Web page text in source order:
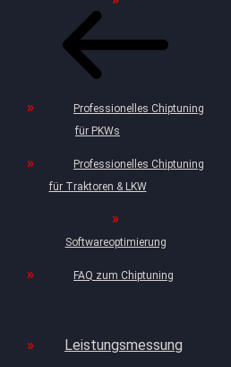
Professionelles Chiptuning
für PKWs
Professionelles Chiptuning
für Traktoren & LKW
Softwareoptimierung
FAQ zum Chiptuning
Leistungsmessung